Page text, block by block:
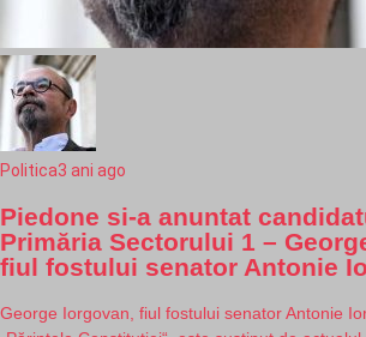
Politica3 ani ago
Piedone si-a anuntat
Primăria Sectorului 1 –
fiul fostului senator Antonie
George Iorgovan, fiul fostului senator Antonie